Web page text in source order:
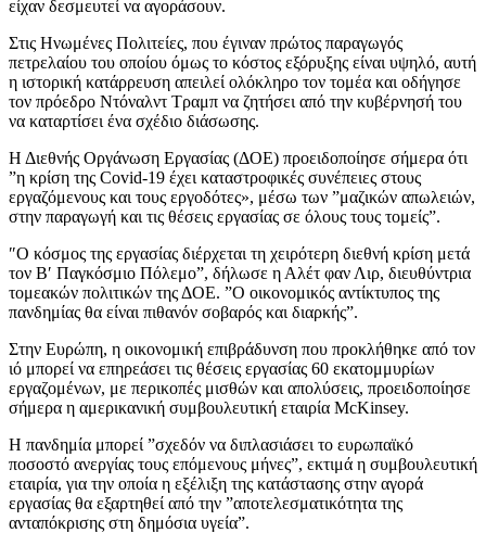
είχαν δεσμευτεί να αγοράσουν.
Στις Ηνωμένες Πολιτείες, που έγιναν πρώτος παραγωγός
πετρελαίου του οποίου όμως το κόστος εξόρυξης είναι υψηλό, αυτή
η ιστορική κατάρρευση απειλεί ολόκληρο τον τομέα και οδήγησε
τον πρόεδρο Ντόναλντ Τραμπ να ζητήσει από την κυβέρνησή του
να καταρτίσει ένα σχέδιο διάσωσης.
Η Διεθνής Οργάνωση Εργασίας (ΔΟΕ) προειδοποίησε σήμερα ότι
”η κρίση της Covid-19 έχει καταστροφικές συνέπειες στους
εργαζόμενους και τους εργοδότες», μέσω των ”μαζικών απωλειών,
στην παραγωγή και τις θέσεις εργασίας σε όλους τους τομείς”.
″Ο κόσμος της εργασίας διέρχεται τη χειρότερη διεθνή κρίση μετά
τον Β′ Παγκόσμιο Πόλεμο”, δήλωσε η Αλέτ φαν Λιρ, διευθύντρια
τομεακών πολιτικών της ΔΟΕ. ”Ο οικονομικός αντίκτυπος της
πανδημίας θα είναι πιθανόν σοβαρός και διαρκής”.
Στην Ευρώπη, η οικονομική επιβράδυνση που προκλήθηκε από τον
ιό μπορεί να επηρεάσει τις θέσεις εργασίας 60 εκατομμυρίων
εργαζομένων, με περικοπές μισθών και απολύσεις, προειδοποίησε
σήμερα η αμερικανική συμβουλευτική εταιρία McKinsey.
Η πανδημία μπορεί ”σχεδόν να διπλασιάσει το ευρωπαϊκό
ποσοστό ανεργίας τους επόμενους μήνες”, εκτιμά η συμβουλευτική
εταιρία, για την οποία η εξέλιξη της κατάστασης στην αγορά
εργασίας θα εξαρτηθεί από την ”αποτελεσματικότητα της
ανταπόκρισης στη δημόσια υγεία”.